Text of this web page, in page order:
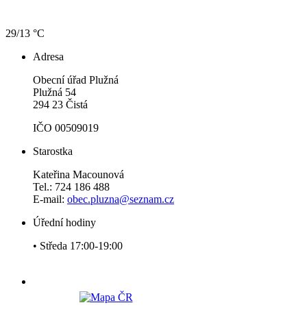
29/13 °C
Adresa
Obecní úřad Plužná
Plužná 54
294 23 Čistá
IČO 00509019
Starostka
Kateřina Macounová
Tel.: 724 186 488
E-mail: obec.pluzna@seznam.cz
Úřední hodiny
• Středa 17:00-19:00